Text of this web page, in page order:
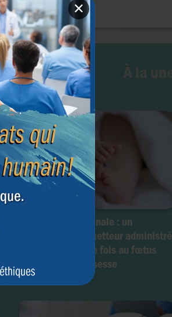
✕
de vie
Amyotrophie spinale : un
traitement prometteur administré
pour la première fois au fœtus
pendant la grossesse